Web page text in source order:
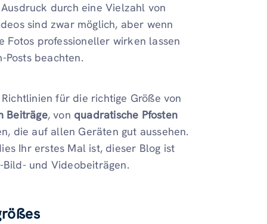
durch eine Vielzahl von
sind zwar möglich, aber wenn
Fotos professioneller wirken lassen
beachten.
für die richtige Größe von
Beiträge, von quadratische Pfosten
die auf allen Geräten gut aussehen.
Ihr erstes Mal ist, dieser Blog ist
und Videobeiträgen.
s